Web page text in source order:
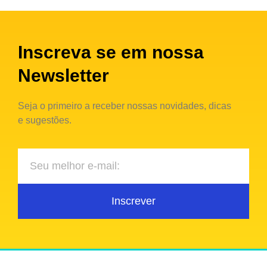
Inscreva se em nossa
Newsletter
Seja o primeiro a receber nossas novidades, dicas
e sugestões.
Inscrever